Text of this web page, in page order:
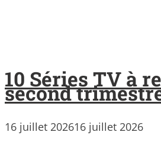
10 Séries TV à
second
16 juillet 202616 juillet 2026